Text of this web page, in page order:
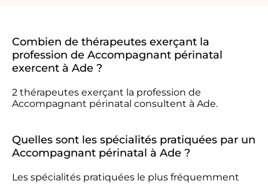
Combien de thérapeutes exerçant la
profession de Accompagnant périnatal
exercent à Ade ?
2 thérapeutes exerçant la profession de
Accompagnant périnatal consultent à Ade.
Quelles sont les spécialités pratiquées par un
Accompagnant périnatal à Ade ?
Les spécialités pratiquées le plus fréquemment